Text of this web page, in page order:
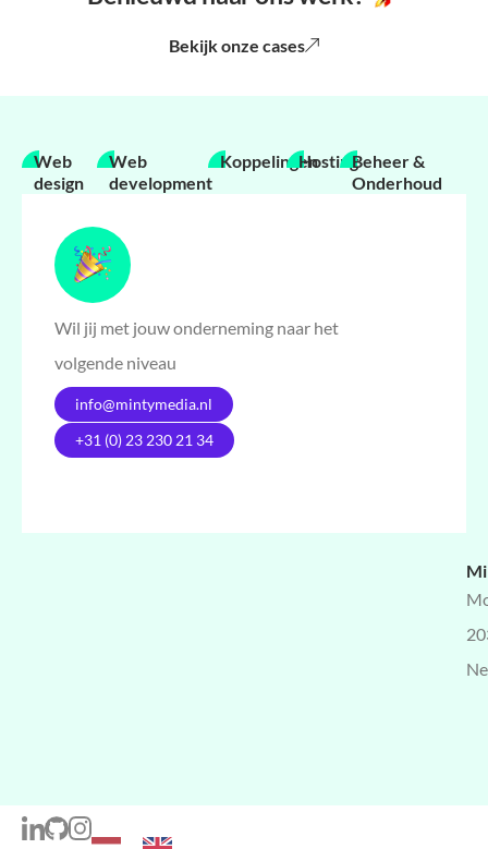
Bekijk onze cases
Web
design
Web
development
KoppelingenHostingBeheer &
Onderhoud
Wil jij met jouw onderneming naar het
volgende niveau
info@mintymedia.nl
+31 (0) 23 230 21 34